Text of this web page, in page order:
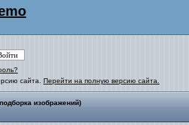
сайта. Перейти на полную версию сайта.
изображений)